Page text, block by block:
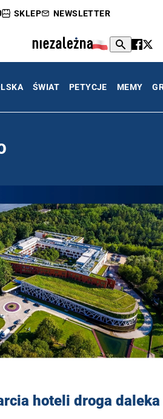
SKLEP NEWSLETTER
ŚWIAT PETYCJE MEMY
hoteli droga daleka